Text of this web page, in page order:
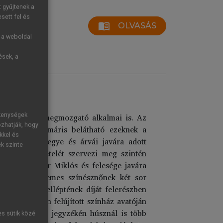
menu_book OLVASÁS
megmozgató alkalmai is. Az
ki, máris belátható ezeknek a
özvegye és árvái javára adott
sírkőletételét szervezi meg szintén
Császár Miklós és felesége javára
érdemes színésznőnek két sor
felléptének díját felerészben
árvíz után felújított színház avatóján
útjainak jegyzékén húsznál is több
a
fel és
weboldal
a
hogy
és
szinte
sütik közé